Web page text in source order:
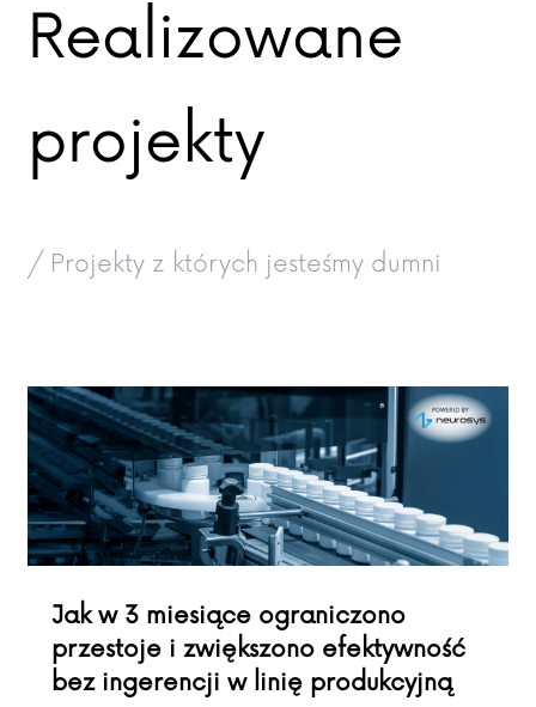
Realizowane
projekty
/ Projekty z których jesteśmy dumni
Jak w 3 miesiące ograniczono
przestoje i zwiększono efektywność
bez ingerencji w linię produkcyjną